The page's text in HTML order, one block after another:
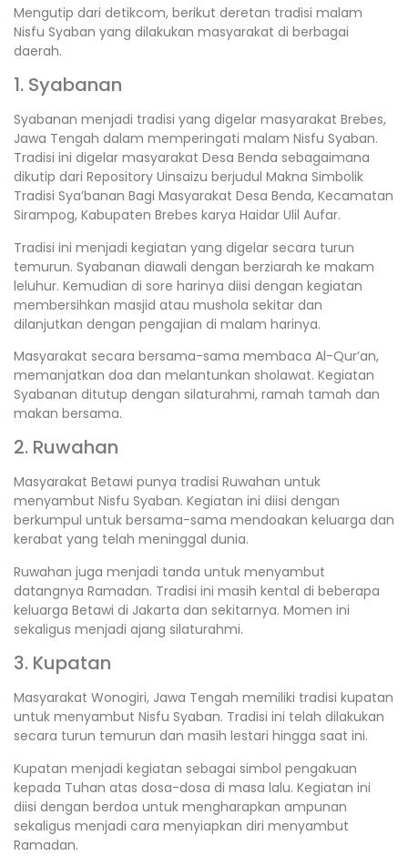
Mengutip dari detikcom, berikut deretan tradisi malam
Nisfu Syaban yang dilakukan masyarakat di berbagai
daerah.
1. Syabanan
Syabanan menjadi tradisi yang digelar masyarakat Brebes,
Jawa Tengah dalam memperingati malam Nisfu Syaban.
Tradisi ini digelar masyarakat Desa Benda sebagaimana
dikutip dari Repository Uinsaizu berjudul Makna Simbolik
Tradisi Sya’banan Bagi Masyarakat Desa Benda, Kecamatan
Sirampog, Kabupaten Brebes karya Haidar Ulil Aufar.
Tradisi ini menjadi kegiatan yang digelar secara turun
temurun. Syabanan diawali dengan berziarah ke makam
leluhur. Kemudian di sore harinya diisi dengan kegiatan
membersihkan masjid atau mushola sekitar dan
dilanjutkan dengan pengajian di malam harinya.
Masyarakat secara bersama-sama membaca Al-Qur’an,
memanjatkan doa dan melantunkan sholawat. Kegiatan
Syabanan ditutup dengan silaturahmi, ramah tamah dan
makan bersama.
2. Ruwahan
Masyarakat Betawi punya tradisi Ruwahan untuk
menyambut Nisfu Syaban. Kegiatan ini diisi dengan
berkumpul untuk bersama-sama mendoakan keluarga dan
kerabat yang telah meninggal dunia.
Ruwahan juga menjadi tanda untuk menyambut
datangnya Ramadan. Tradisi ini masih kental di beberapa
keluarga Betawi di Jakarta dan sekitarnya. Momen ini
sekaligus menjadi ajang silaturahmi.
3. Kupatan
Masyarakat Wonogiri, Jawa Tengah memiliki tradisi kupatan
untuk menyambut Nisfu Syaban. Tradisi ini telah dilakukan
secara turun temurun dan masih lestari hingga saat ini.
Kupatan menjadi kegiatan sebagai simbol pengakuan
kepada Tuhan atas dosa-dosa di masa lalu. Kegiatan ini
diisi dengan berdoa untuk mengharapkan ampunan
sekaligus menjadi cara menyiapkan diri menyambut
Ramadan.